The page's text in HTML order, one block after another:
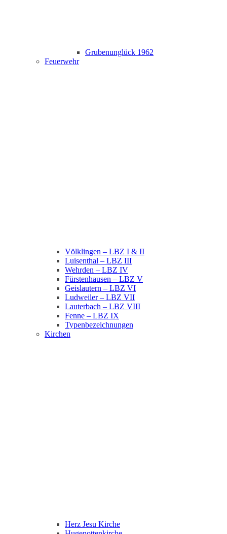
Grubenunglück 1962
Feuerwehr
Völklingen – LBZ I & II
Luisenthal – LBZ III
Wehrden – LBZ IV
Fürstenhausen – LBZ V
Geislautern – LBZ VI
Ludweiler – LBZ VII
Lauterbach – LBZ VIII
Fenne – LBZ IX
Typenbezeichnungen
Kirchen
Herz Jesu Kirche